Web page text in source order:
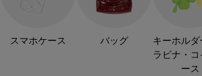
スマホケース バッグ
キーホルダ
ラビナ・コ
ース